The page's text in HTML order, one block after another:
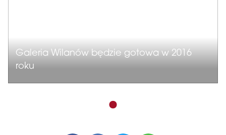
Galeria Wilanów będzie gotowa w 2016
roku